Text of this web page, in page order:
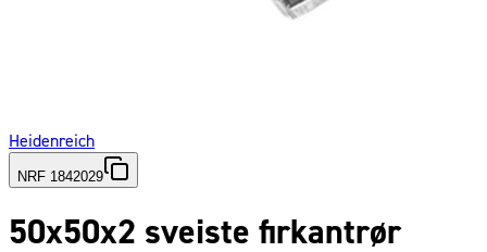
Heidenreich
NRF 1842029
50x50x2 sveiste firkantrør